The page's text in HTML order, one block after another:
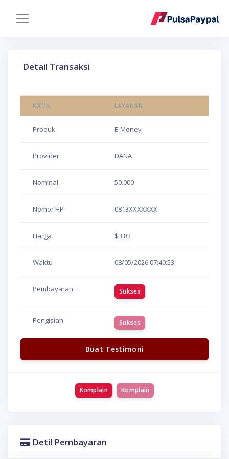
Detail Transaksi
NAMA LAYANAN
Produk E-Money
Provider DANA
Nominal 50.000
Nomor HP 0813XXXXXXX
Harga $3.83
Waktu 08/05/2026 07:40:53
Pembayaran Sukses
Pengisian Sukses
Buat Testimoni
Komplain Komplain
Detil Pembayaran